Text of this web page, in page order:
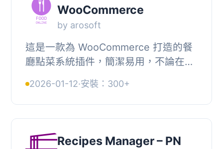
WooCommerce
by arosoft
這是一款為 WooCommerce 打造的餐
廳點菜系統插件，簡潔易用，不論在桌
您可以透過短代碼 [foodonline] 或
[foodonline2]...
2026-01-12·安裝：300+
Recipes Manager – PN